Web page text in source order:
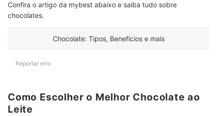
Confira o artigo da mybest abaixo e saiba tudo sobre
chocolates.
Chocolate: Tipos, Benefícios e mais
Reportar erro
Como Escolher o Melhor Chocolate ao
Leite